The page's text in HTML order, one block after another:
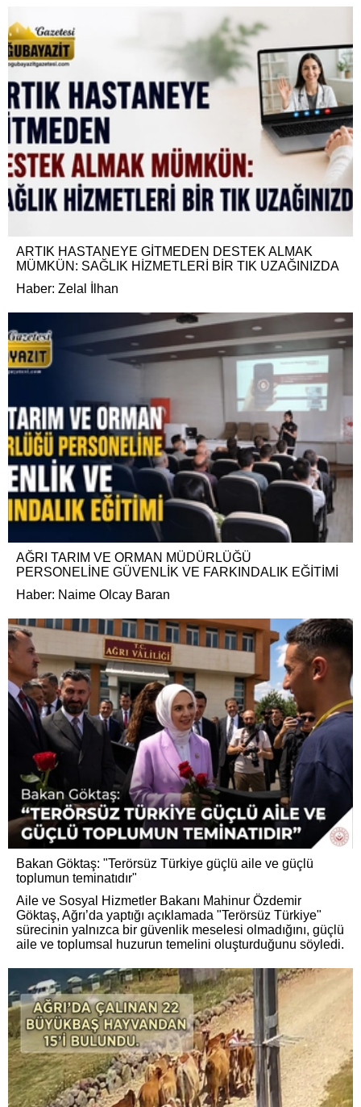
ARTIK HASTANEYE GİTMEDEN DESTEK ALMAK
MÜMKÜN: SAĞLIK HİZMETLERİ BİR TIK UZAĞINIZDA
Haber: Zelal İlhan
AĞRI TARIM VE ORMAN MÜDÜRLÜĞÜ
PERSONELİNE GÜVENLİK VE FARKINDALIK EĞİTİMİ
Haber: Naime Olcay Baran
Bakan Göktaş: "Terörsüz Türkiye güçlü aile ve güçlü
toplumun teminatıdır"
Aile ve Sosyal Hizmetler Bakanı Mahinur Özdemir
Göktaş, Ağrı’da yaptığı açıklamada "Terörsüz Türkiye"
sürecinin yalnızca bir güvenlik meselesi olmadığını, güçlü
aile ve toplumsal huzurun temelini oluşturduğunu söyledi.